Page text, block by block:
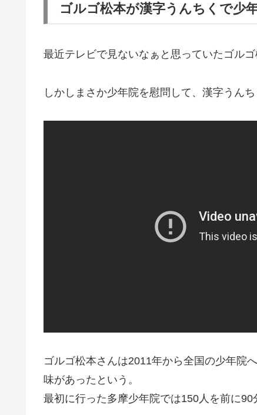
ゴルゴ松本が漢字うんちくで少
最近テレビで見ないなぁと思っていたゴル
しかしまさか少年院を慰問して、漢字うん
ゴルゴ松本さんは2011年から全国の少年院
味があったという。
最初に行った多摩少年院では150人を前に